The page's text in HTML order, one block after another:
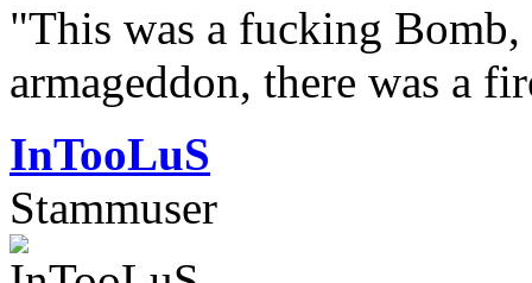
"This was a fucking Bomb,
armageddon, there was a
InTooLuS
Stammuser